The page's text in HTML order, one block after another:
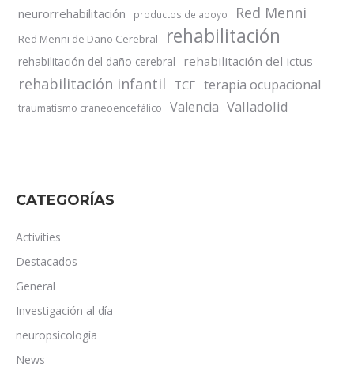
neurorrehabilitación productos de apoyo Red Menni
Red Menni de Daño Cerebral rehabilitación
rehabilitación del daño cerebral rehabilitación del ictus
rehabilitación infantil TCE terapia ocupacional
traumatismo craneoencefálico Valencia Valladolid
CATEGORÍAS
Activities
Destacados
General
Investigación al día
neuropsicología
News